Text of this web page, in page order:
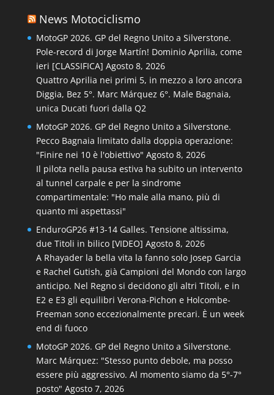
News Motociclismo
MotoGP 2026. GP del Regno Unito a Silverstone.
Pole-record di Jorge Martín! Dominio Aprilia, come
ieri [CLASSIFICA] Agosto 8, 2026
Quattro Aprilia nei primi 5, in mezzo a loro ancora
Diggia, Bez 5°. Marc Márquez 6°. Male Bagnaia,
unica Ducati fuori dalla Q2
MotoGP 2026. GP del Regno Unito a Silverstone.
Pecco Bagnaia limitato dalla doppia operazione:
"Finire nei 10 è l'obiettivo" Agosto 8, 2026
Il pilota nella pausa estiva ha subito un intervento
al tunnel carpale e per la sindrome
compartimentale: "Ho male alla mano, più di
quanto mi aspettassi"
EnduroGP26 #13-14 Galles. Tensione altissima,
due Titoli in bilico [VIDEO] Agosto 8, 2026
A Rhayader la bella vita la fanno solo Josep Garcia
e Rachel Gutish, già Campioni del Mondo con largo
anticipo. Nel Regno si decidono gli altri Titoli, e in
E2 e E3 gli equilibri Verona-Pichon e Holcombe-
Freeman sono eccezionalmente precari. È un week
end di fuoco
MotoGP 2026. GP del Regno Unito a Silverstone.
Marc Márquez: "Stesso punto debole, ma posso
essere più aggressivo. Al momento siamo da 5°-7°
posto" Agosto 7, 2026